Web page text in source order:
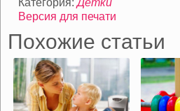
Версия для печати
Похожие статьи